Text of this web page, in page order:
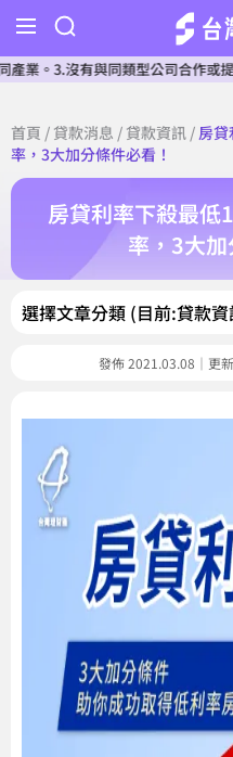
有與同類型公司合作或提供您
首頁 / 貸款消息 / 貸款資訊 / 房
率，3大加分條件必看！
房貸利率下殺最低
率，3大加
選擇文章分類 (目前:貸款資
發佈 2021.03.08｜更